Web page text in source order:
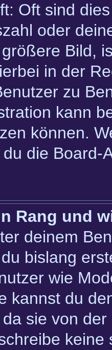
Oft sind
oder
Bild,
in der
zu
kann
können.
die Board-
Rang und
deinem
bislang
wie
kannst du
sie von